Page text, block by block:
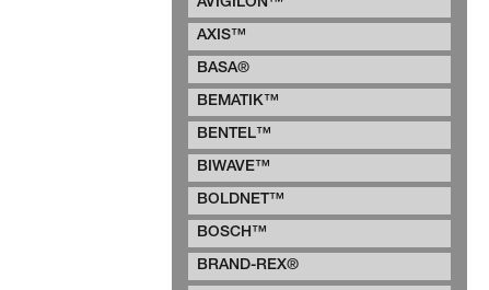
AVIGILON™
AXIS™
BASA®
BEMATIK™
BENTEL™
BIWAVE™
BOLDNET™
BOSCH™
BRAND-REX®